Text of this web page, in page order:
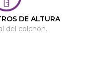
DE ALTURA
del colchón.